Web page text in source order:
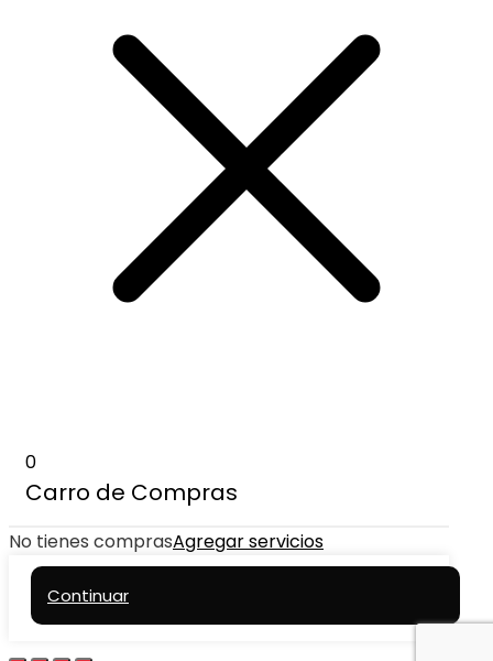
0
Carro de Compras
No tienes comprasAgregar servicios
Continuar